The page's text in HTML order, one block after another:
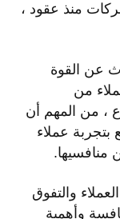
منذ عقود ،
عن القوة
من
، من المهم أن
عملاء
والتفوق
وأهمية